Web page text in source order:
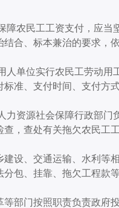
障农民工工资支付，应当
结合、标本兼治的要求，
人单位实行农民工劳动用
标准、支付时间、支付方式
人力资源社会保障行政部
查，查处有关拖欠农民工工
建设、交通运输、水利等
分包、挂靠、拖欠工程款
等部门按照职责负责政府